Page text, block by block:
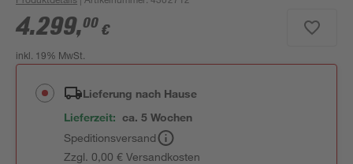
4.299,00 €
inkl. 19% MwSt.
Lieferung nach Hause
Lieferzeit: ca. 5 Wochen
Speditionsversand
Zzgl. 0,00 € Versandkosten